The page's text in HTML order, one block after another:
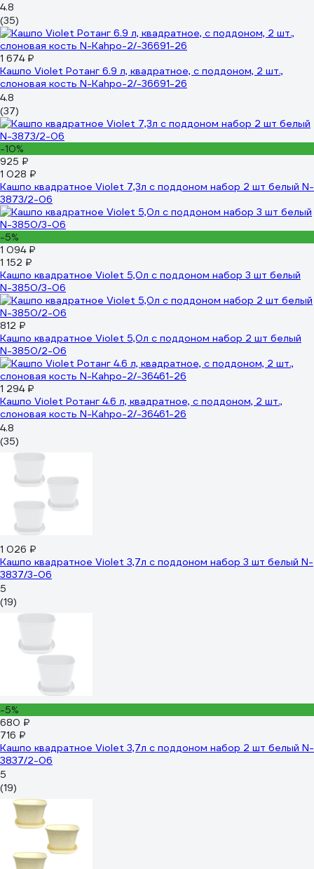
4.8
(35)
1 674 ₽
Кашпо Violet Ротанг 6.9 л, квадратное, с поддоном, 2 шт.,
слоновая кость N-Kahpo-2/-36691-26
4.8
(37)
-10%
925 ₽
1 028 ₽
Кашпо квадратное Violet 7,3л с поддоном набор 2 шт белый N-
3873/2-06
-5%
1 094 ₽
1 152 ₽
Кашпо квадратное Violet 5,0л с поддоном набор 3 шт белый
N-3850/3-06
812 ₽
Кашпо квадратное Violet 5,0л с поддоном набор 2 шт белый
N-3850/2-06
1 294 ₽
Кашпо Violet Ротанг 4.6 л, квадратное, с поддоном, 2 шт.,
слоновая кость N-Kahpo-2/-36461-26
4.8
(35)
1 026 ₽
Кашпо квадратное Violet 3,7л с поддоном набор 3 шт белый N-
3837/3-06
5
(19)
-5%
680 ₽
716 ₽
Кашпо квадратное Violet 3,7л с поддоном набор 2 шт белый N-
3837/2-06
5
(19)